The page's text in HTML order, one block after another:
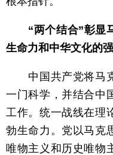
“两个结合”彰显马
生命力和中华文化的
中国共产党将马克
一门科学，并结合中
工作。统一战线在理
勃生命力。党以马克
唯物主义和历史唯物